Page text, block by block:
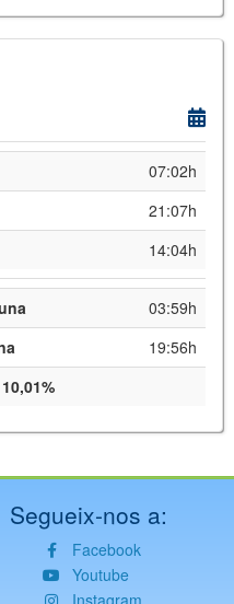
interactive maps
i Geològic de
07:02h
21:07h
14:04h
03:59h
19:56h
Segueix-nos a:
Facebook
Youtube
Instagram